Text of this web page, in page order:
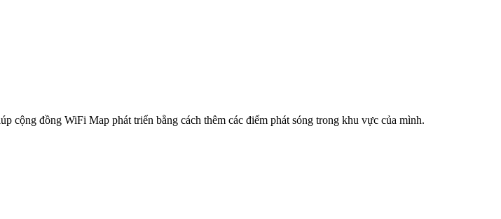
cộng đồng WiFi Map phát triển bằng cách thêm các điểm phát sóng trong khu vực của mình.